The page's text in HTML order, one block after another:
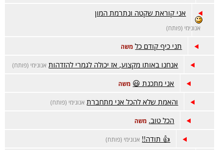
אני קוראת שקטה ונתרמת המון
אנונימי (פותח)
תני כיף קודם כל משה
אנחנו באותו מקצוע, אז יכולה לגמרי להזדהות אנונימי (פותח)
אני מתכנת 😃 משה
והאמת שלא להכל אני מתחברת אנונימי (פותח)
הכל טוב. משה
👍 תודה!! אנונימי (פותח)